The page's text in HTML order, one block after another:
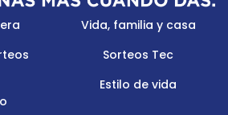
Vida, familia y casa
Sorteos Tec
Estilo de vida